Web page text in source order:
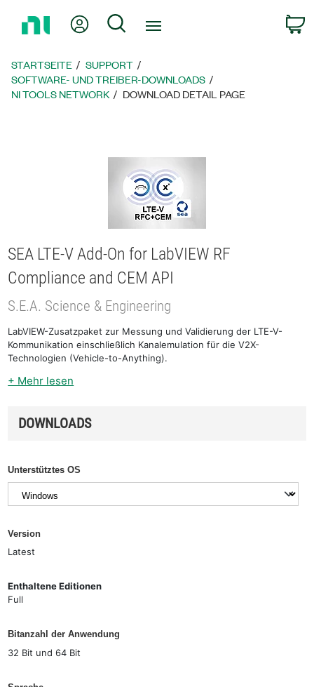
zur
Mein KontoSuche
STARTSEITE
SUPPORT
SOFTWARE- UND TREIBER-DOWNLOADS
NI TOOLS NETWORK
DOWNLOAD DETAIL PAGE
SEA LTE-V Add-On for LabVIEW RF
Compliance and CEM API
S.E.A. Science & Engineering
LabVIEW-Zusatzpaket zur Messung und Validierung der LTE-V-
Kommunikation einschließlich Kanalemulation für die V2X-
Technologien (Vehicle-to-Anything).
+ Mehr lesen
DOWNLOADS
Unterstütztes OS
Version
Latest
Enthaltene Editionen
Full
Bitanzahl der Anwendung
32 Bit und 64 Bit